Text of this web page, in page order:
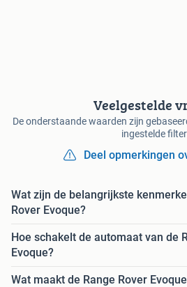
Veelgestelde
De onderstaande waarden zijn
ingestelde
Deel opmerkingen
Wat zijn de belangrijkste
Rover Evoque?
Hoe schakelt de automaat van de
Evoque?
Wat maakt de Range Rover